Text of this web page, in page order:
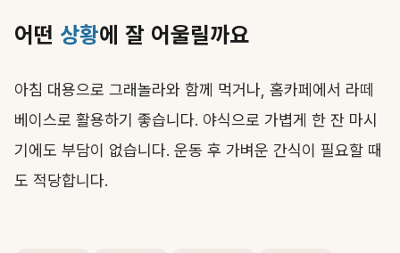
어떤 상황에 잘 어울릴까요
아침 대용으로 그래놀라와 함께 먹거나, 홈카페에서 라떼
베이스로 활용하기 좋습니다. 야식으로 가볍게 한 잔 마시
기에도 부담이 없습니다. 운동 후 가벼운 간식이 필요할 때
도 적당합니다.